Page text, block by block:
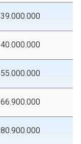
39.000.000
40.000.000
55.000.000
66.900.000
80.900.000